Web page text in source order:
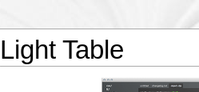
Light Table